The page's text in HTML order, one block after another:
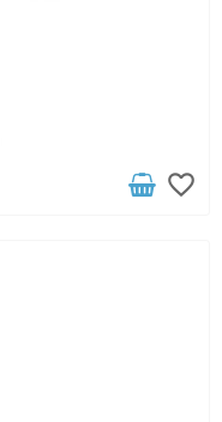
favorite_border